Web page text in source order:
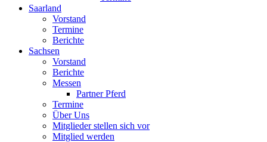
Saarland
Vorstand
Termine
Berichte
Sachsen
Vorstand
Berichte
Messen
Partner Pferd
Termine
Über Uns
Mitglieder stellen sich vor
Mitglied werden